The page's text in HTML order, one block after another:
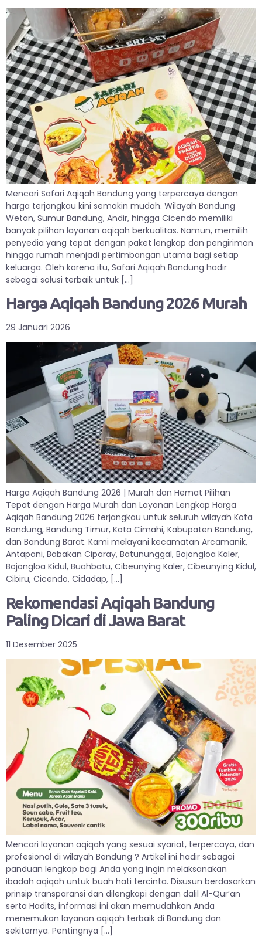
Mencari Safari Aqiqah Bandung yang terpercaya dengan
harga terjangkau kini semakin mudah. Wilayah Bandung
Wetan, Sumur Bandung, Andir, hingga Cicendo memiliki
banyak pilihan layanan aqiqah berkualitas. Namun, memilih
penyedia yang tepat dengan paket lengkap dan pengiriman
hingga rumah menjadi pertimbangan utama bagi setiap
keluarga. Oleh karena itu, Safari Aqiqah Bandung hadir
sebagai solusi terbaik untuk […]
Harga Aqiqah Bandung 2026 Murah
29 Januari 2026
Harga Aqiqah Bandung 2026 | Murah dan Hemat Pilihan
Tepat dengan Harga Murah dan Layanan Lengkap Harga
Aqiqah Bandung 2026 terjangkau untuk seluruh wilayah Kota
Bandung, Bandung Timur, Kota Cimahi, Kabupaten Bandung,
dan Bandung Barat. Kami melayani kecamatan Arcamanik,
Antapani, Babakan Ciparay, Batununggal, Bojongloa Kaler,
Bojongloa Kidul, Buahbatu, Cibeunying Kaler, Cibeunying Kidul,
Cibiru, Cicendo, Cidadap, […]
Rekomendasi Aqiqah Bandung
Paling Dicari di Jawa Barat
11 Desember 2025
Mencari layanan aqiqah yang sesuai syariat, terpercaya, dan
profesional di wilayah Bandung ? Artikel ini hadir sebagai
panduan lengkap bagi Anda yang ingin melaksanakan
ibadah aqiqah untuk buah hati tercinta. Disusun berdasarkan
prinsip transparansi dan dilengkapi dengan dalil Al-Qur’an
serta Hadits, informasi ini akan memudahkan Anda
menemukan layanan aqiqah terbaik di Bandung dan
sekitarnya. Pentingnya […]